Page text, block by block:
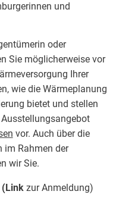
und
oder
Sie möglicherweise vor
Ihrer
wie die Wärmeplanung
bietet und stellen
vor. Auch über die
im Rahmen der
wir Sie.
(Link zur Anmeldung)